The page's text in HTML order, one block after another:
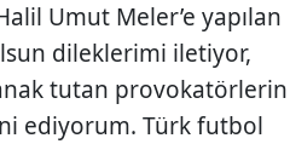
Umut Meler’e yapılan
dileklerimi iletiyor,
tutan provokatörlerin
ediyorum. Türk futbol